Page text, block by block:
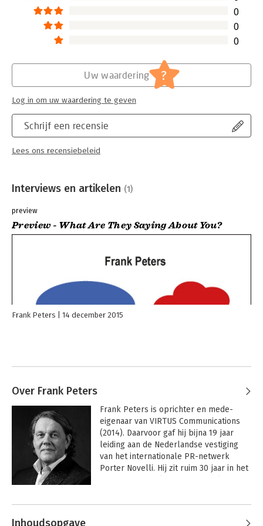
nu en straks als het erop aankomt.
0
0
0
Schrijf een recensie
Lees ons recensiebeleid
Uw waardering ?
Log in om uw waardering te geven
Interviews en artikelen (1)
preview
Preview - What Are They Saying About You?
Frank Peters 14 december 2015
Over Frank Peters
Frank Peters is oprichter en mede-
eigenaar van VIRTUS Communications
(2014). Daarvoor gaf hij bijna 19 jaar
leiding aan de Nederlandse vestiging
van het internationale PR-netwerk
Porter Novelli. Hij zit ruim 30 jaar in het
issuemanagement en
Andere boeken door Frank Peters
Inhoudsopgave